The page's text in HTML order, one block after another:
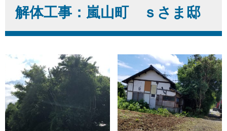
解体工事：嵐山町 ｓさま邸